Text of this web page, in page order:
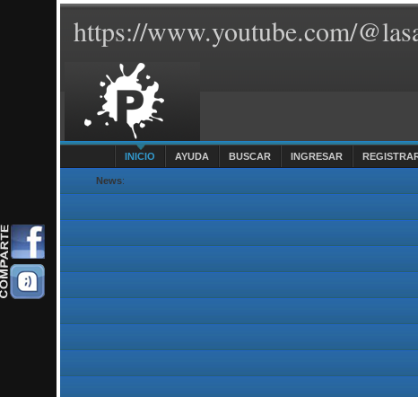
https://www.youtube.com/
INICIO AYUDA BUSCAR INGRESAR
News: